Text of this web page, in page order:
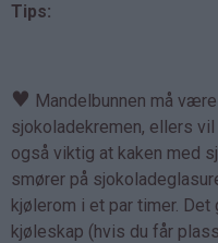
Tips:
♥ Mandelbunnen må
sjokoladekremen, ellers
også viktig at kaken med
smører på
kjølerom i et par timer.
kjøleskap (hvis du får